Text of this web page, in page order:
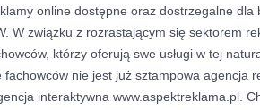
online dostępne oraz dostrzegalne dla
W związku z rozrastającym się sektorem
którzy oferują swe usługi w tej
fachowców nie jest już sztampowa agencja
interaktywna www.aspektreklama.pl.